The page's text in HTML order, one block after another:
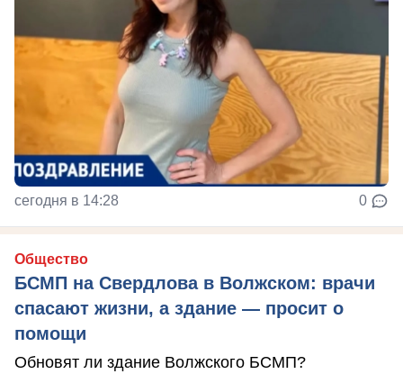
сегодня в 14:28 0
Общество
БСМП на Свердлова в Волжском: врачи
спасают жизни, а здание — просит о
помощи
Обновят ли здание Волжского БСМП?